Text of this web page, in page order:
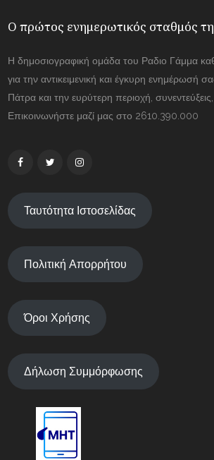
Ο πρώτος ενημερωτικός σταθμός
Η δημοσιογραφική ομάδα του Ραδιο Γάμμα
για την αντικειμενική και έγκυρη ενημέρωσή
Πάτρα και την ευρύτερη περιοχή,
Επικοινωνήστε μαζί μας στο 2610.390.000
Ταυτότητα Ιστοσελίδας
Πολιτική Απορρήτου
Όροι Χρήσης
Δήλωση Συμμόρφωσης